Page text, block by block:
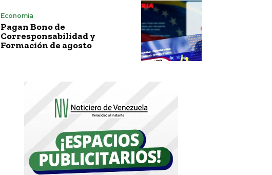
Economía
Pagan Bono de
Corresponsabilidad y
Formación de agosto